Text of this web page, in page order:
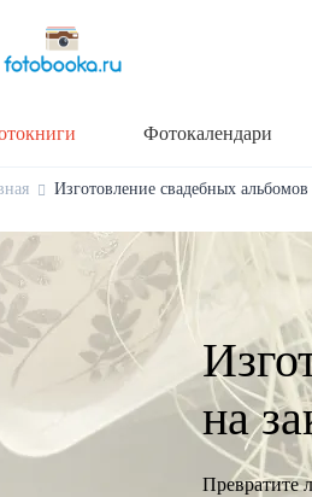
Фотокалендари
Изготовление свадебных
на
Превратите